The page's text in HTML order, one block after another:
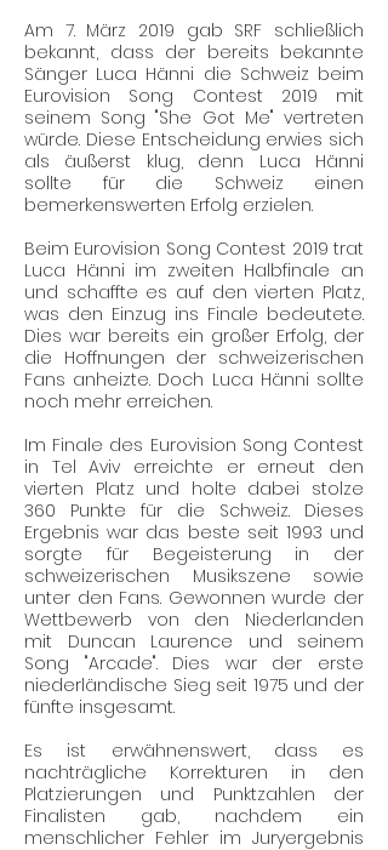
Am 7. März 2019 gab SRF schließlich
bekannt, dass der bereits bekannte
Sänger Luca Hänni die Schweiz beim
Eurovision Song Contest 2019 mit
seinem Song "She Got Me" vertreten
würde. Diese Entscheidung erwies sich
als äußerst klug, denn Luca Hänni
sollte für die Schweiz einen
bemerkenswerten Erfolg erzielen.
Beim Eurovision Song Contest 2019 trat
Luca Hänni im zweiten Halbfinale an
und schaffte es auf den vierten Platz,
was den Einzug ins Finale bedeutete.
Dies war bereits ein großer Erfolg, der
die Hoffnungen der schweizerischen
Fans anheizte. Doch Luca Hänni sollte
noch mehr erreichen.
Im Finale des Eurovision Song Contest
in Tel Aviv erreichte er erneut den
vierten Platz und holte dabei stolze
360 Punkte für die Schweiz. Dieses
Ergebnis war das beste seit 1993 und
sorgte für Begeisterung in der
schweizerischen Musikszene sowie
unter den Fans. Gewonnen wurde der
Wettbewerb von den Niederlanden
mit Duncan Laurence und seinem
Song "Arcade". Dies war der erste
niederländische Sieg seit 1975 und der
fünfte insgesamt.
Es ist erwähnenswert, dass es
nachträgliche Korrekturen in den
Platzierungen und Punktzahlen der
Finalisten gab, nachdem ein
menschlicher Fehler im Juryergebnis